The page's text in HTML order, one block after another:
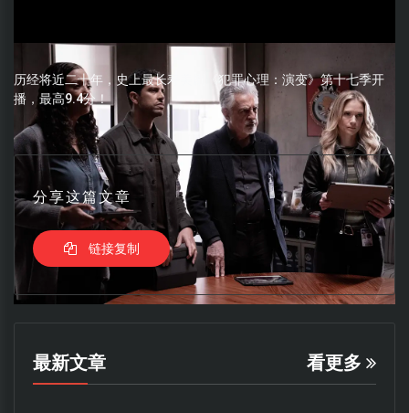
历经将近二十年，史上最长寿美剧《犯罪心理：演变》第十七季开
播，最高9.4分！
分享这篇文章
链接复制
最新文章 看更多